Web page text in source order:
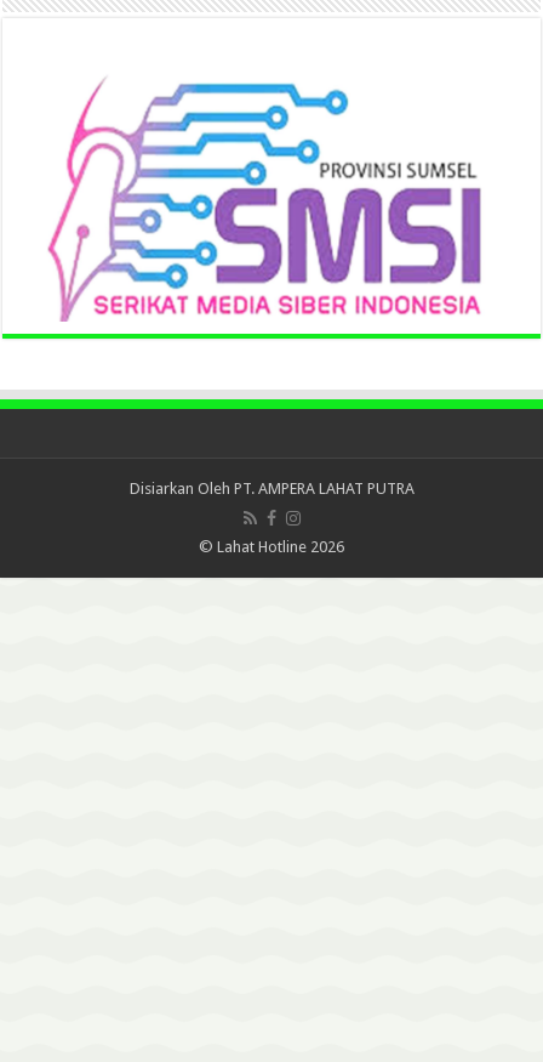
Disiarkan Oleh PT. AMPERA LAHAT PUTRA
© Lahat Hotline 2026